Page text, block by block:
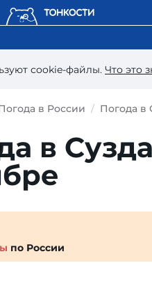
сookie-файлы. Что это
в России Погода в
в
по России